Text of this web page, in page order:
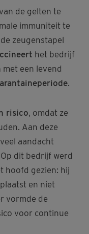
de gelten te
immuniteit te
zeugenstapel
het bedrijf
met een levend
.
risico, omdat ze
Aan deze
aandacht
dit bedrijf werd
hoofd gezien: hij
en niet
vormde de
voor continue